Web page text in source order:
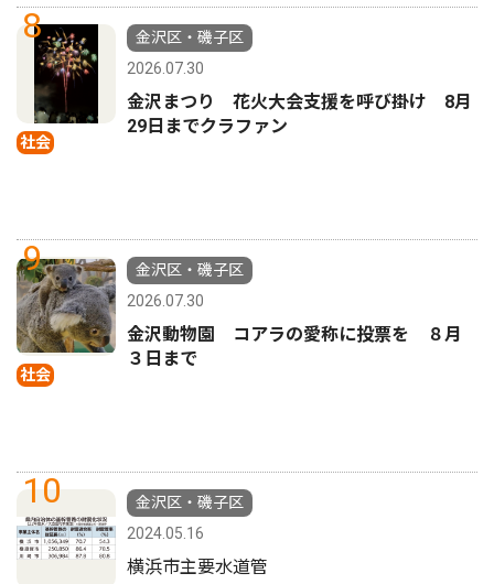
8
社会
金沢区・磯子区
2026.07.30
金沢まつり 花火大会支援を呼び掛け 8月
29日までクラファン
9
社会
金沢区・磯子区
2026.07.30
金沢動物園 コアラの愛称に投票を ８月
３日まで
10
金沢区・磯子区
2024.05.16
横浜市主要水道管